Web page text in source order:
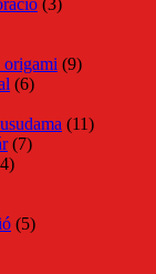
origami (9)
(6)
(11)
(7)
(5)